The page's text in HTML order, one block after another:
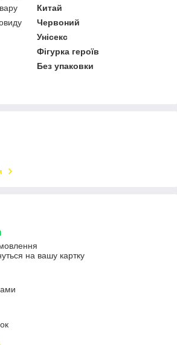
Китай
Червоний
Унісекс
Фігурка героїв
Без упаковки
на вашу картку